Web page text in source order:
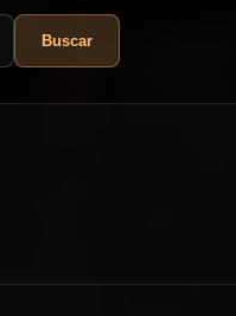
Buscar